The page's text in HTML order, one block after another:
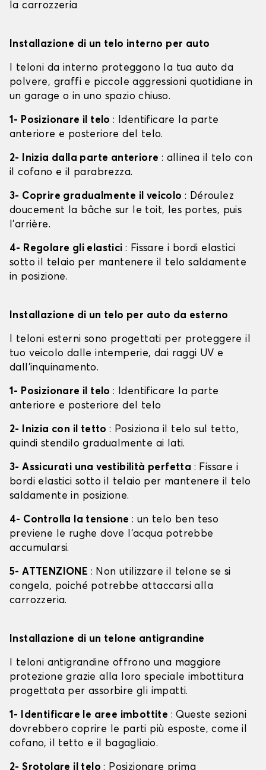
la carrozzeria
Installazione di un telo interno per auto
I teloni da interno proteggono la tua auto da
polvere, graffi e piccole aggressioni quotidiane in
un garage o in uno spazio chiuso.
1- Posizionare il telo: Identificare la parte
anteriore e posteriore del telo.
2- Inizia dalla parte anteriore : allinea il telo con
il cofano e il parabrezza.
3- Coprire gradualmente il veicolo : Déroulez
doucement la bâche sur le toit, les portes, puis
l'arrière.
4- Regolare gli elastici : Fissare i bordi elastici
sotto il telaio per mantenere il telo saldamente
in posizione.
Installazione di un telo per auto da esterno
I teloni esterni sono progettati per proteggere il
tuo veicolo dalle intemperie, dai raggi UV e
dall'inquinamento.
1- Posizionare il telo: Identificare la parte
anteriore e posteriore del telo
2- Inizia con il tetto: Posiziona il telo sul tetto,
quindi stendilo gradualmente ai lati.
3- Assicurati una vestibilità perfetta : Fissare i
bordi elastici sotto il telaio per mantenere il telo
saldamente in posizione.
4- Controlla la tensione : un telo ben teso
previene le rughe dove l'acqua potrebbe
accumularsi.
5- ATTENZIONE : Non utilizzare il telone se si
congela, poiché potrebbe attaccarsi alla
carrozzeria.
Installazione di un telone antigrandine
I teloni antigrandine offrono una maggiore
protezione grazie alla loro speciale imbottitura
progettata per assorbire gli impatti.
1- Identificare le aree imbottite : Queste sezioni
dovrebbero coprire le parti più esposte, come il
cofano, il tetto e il bagagliaio.
2- Srotolare il telo: Posizionare prima